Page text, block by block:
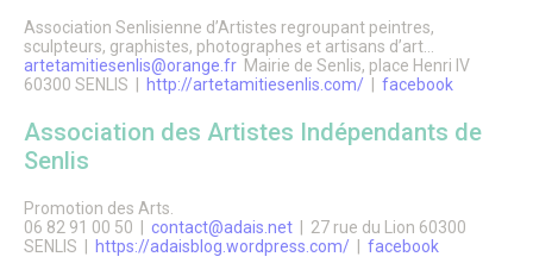
LA MAIRIE
Le Maire
Discours du Maire
Les élus
Le Conseil Municipal
Affichage Légal
Les commissions municipales
Proximité et vie des quartiers
Senlis soutient le GHPSO
Association Senlisienne d’Artistes regroupant peintres,
sculpteurs, graphistes, photographes et artisans d’art…
artetamitiesenlis@orange.fr Mairie de Senlis, place Henri IV
60300 SENLIS |
http://artetamitiesenlis.com/ facebook
Association des Artistes Indépendants de
Senlis
Promotion des Arts.
06 82 91 00 50 | contact@adais.net | 27 rue du Lion 60300
SENLIS |
https://adaisblog.wordpress.com/ facebook